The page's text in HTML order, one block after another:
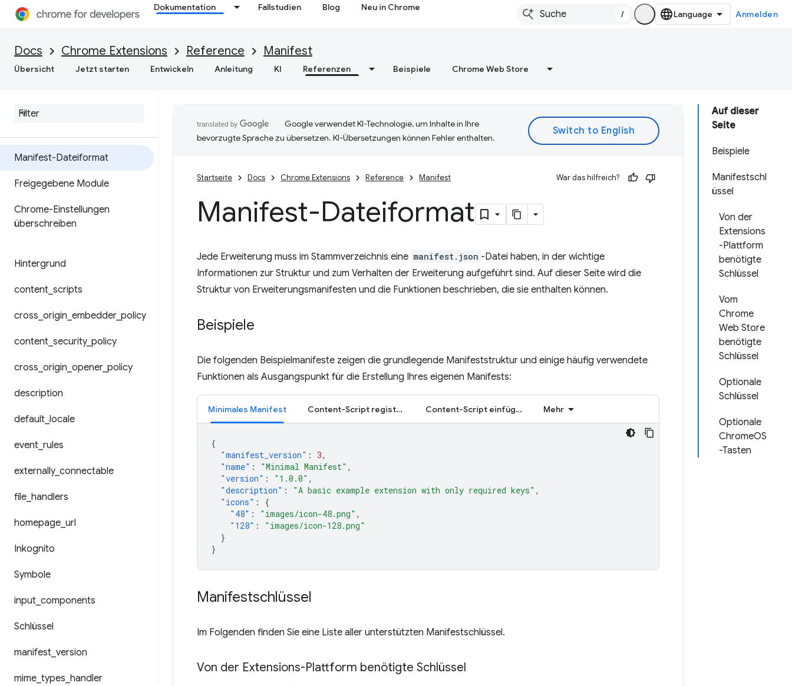
Dokumentation Fallstudien Blog Neu in Chrome
/ Anmelden
Docs Chrome Extensions Reference Manifest
Übersicht Jetzt starten Entwickeln Anleitung KI Referenzen Beispiele Chrome Web Store
Manifest-Dateiformat
Freigegebene Module
Chrome-Einstellungen
überschreiben
Hintergrund
content scripts
cross origin embedder_ policy
content security_ policy
cross origin opener_ policy
description
default locale
event rules
externally_ connectable
file handlers
homepage url
Inkognito
Symbole
input components
Schlüssel
manifest version
mime types handler
Auf dieser
Seite
Beispiele
Manifestschl
üssel
Von der
Extensions
-Plattform
benötigte
Schlüssel
Vom
Chrome
Web Store
benötigte
Schlüssel
Optionale
Schlüssel
Optionale
ChromeOS
-Tasten
Google verwendet KI-Technologie, um Inhalte in Ihre
bevorzugte Sprache zu übersetzen. KI-Übersetzungen können Fehler enthalten.
Startseite Docs Chrome Extensions Reference Manifest War das hilfreich?
Manifest-Dateiformat
Jede Erweiterung muss im Stammverzeichnis eine manifest.json -Datei haben, in der wichtige
Informationen zur Struktur und zum Verhalten der Erweiterung aufgeführt sind. Auf dieser Seite wird die
Struktur von Erweiterungsmanifesten und die Funktionen beschrieben, die sie enthalten können.
Beispiele
Die folgenden Beispielmanifeste zeigen die grundlegende Manifeststruktur und einige häufig verwendete
Funktionen als Ausgangspunkt für die Erstellung Ihres eigenen Manifests:
Minimales Manifest Content-Script registrieren Content-Script einfügen Mehr
{
"manifest_version" : 3,
"name" : "Minimal Manifest" ,
"version" : "1.0.0" ,
"description" : "A basic example extension with only required keys" ,
"icons" :
{
"48" : "images/icon-48.png" ,
"128" :
"images/icon-128.png"
}
}
Manifestschlüssel
Im Folgenden finden Sie eine Liste aller unterstützten Manifestschlüssel.
Von der Extensions-Plattform benötigte Schlüssel